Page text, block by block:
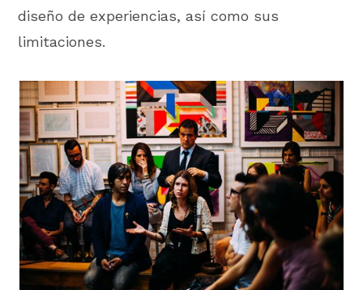
diseño de experiencias, así como sus
limitaciones.